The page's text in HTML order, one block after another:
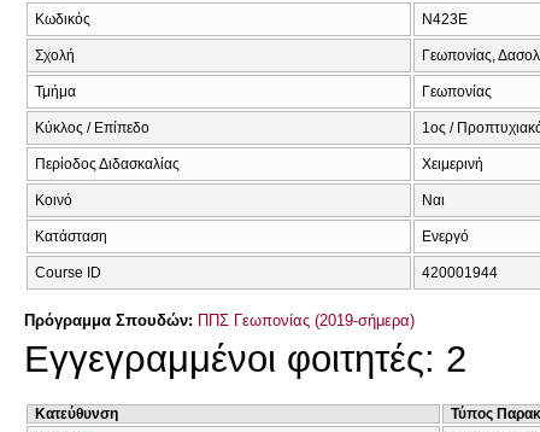
Κωδικός Ν423Ε
Σχολή Γεωπονίας,
Τμήμα Γεωπονίας
Κύκλος / Επίπεδο 1ος /
Περίοδος Διδασκαλίας Χειμερινή
Κοινό Ναι
Κατάσταση Ενεργό
Course ID 420001944
Πρόγραμμα Σπουδών: ΠΠΣ Γεωπονίας (2019-σήμερα)
Εγγεγραμμένοι φοιτητές: 2
Κατεύθυνση
Τύπος